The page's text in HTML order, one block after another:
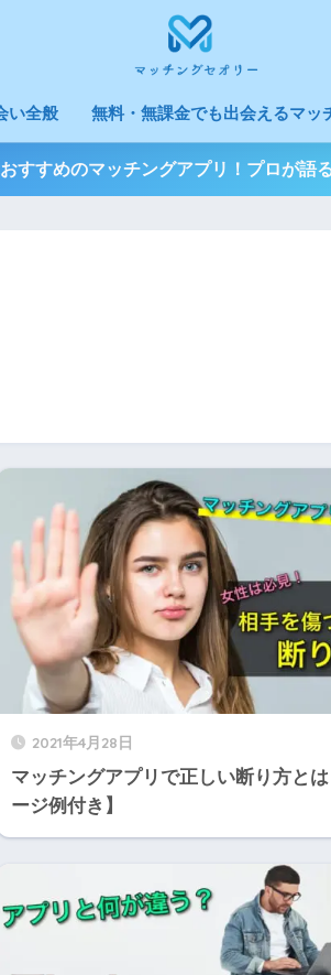
い全般 無料・無課金でも出会えるマッ
すすめのマッチングアプリ！プロが語
2021年4月28日
マッチングアプリで正しい断り方と
ージ例付き】